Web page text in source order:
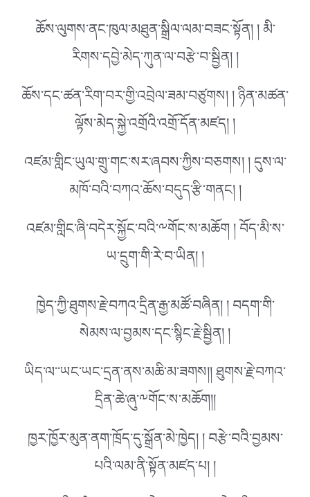
ཆོས་ལུགས་ནང་ཁུལ་མཐུན་སྒྲིལ་ལམ་བཟང་སྟོན། ། མི་
རིགས་དབྱེ་མེད་ཀུན་ལ་བརྩེ་བ་སྦྱིན། །
ཆོས་དང་ཚན་རིག་བར་གྱི་འབྲེལ་ཟམ་བཙུགས། ། ཉིན་མཚན་
ལྟོས་མེད་སྐྱེ་འགྲོའི་འགྲོ་དོན་མཛད། །
འཛམ་གླིང་ཡུལ་གྲུ་གང་སར་ཞབས་ཀྱིས་བཅགས། ། དུས་ལ་
མཁོ་བའི་བཀའ་ཆོས་བདུད་རྩི་གནང། །
འཛམ་གླིང་ཞི་བདེར་སྐྱོང་བའི་༸གོང་ས་མཆོག ། བོད་མི་ས་
ཡ་དྲུག་གི་རེ་བ་ཡིན། །
ཁྱེད་ཀྱི་ཐུགས་རྗེ་བཀའ་དྲིན་རྒྱ་མཚོ་བཞིན། ། བདག་གི་
སེམས་ལ་བྱམས་དང་སྙིང་རྗེ་སྦྱིན། །
ཡིད་ལ་་ཡང་ཡང་དྲན་ནས་མཆི་མ་ཟགས།། ཐུགས་རྗེ་བཀའ་
དྲིན་ཆེ་ཞུ་༸གོང་ས་མཆོག།།
ཁྱར་ཁྱོར་མུན་ནག་ཁྲོད་དུ་སྒྲོན་མེ་ཁྱེད། ། བརྩེ་བའི་བྱམས་
པའི་ལམ་ནི་སྟོན་མཛད་པ། །